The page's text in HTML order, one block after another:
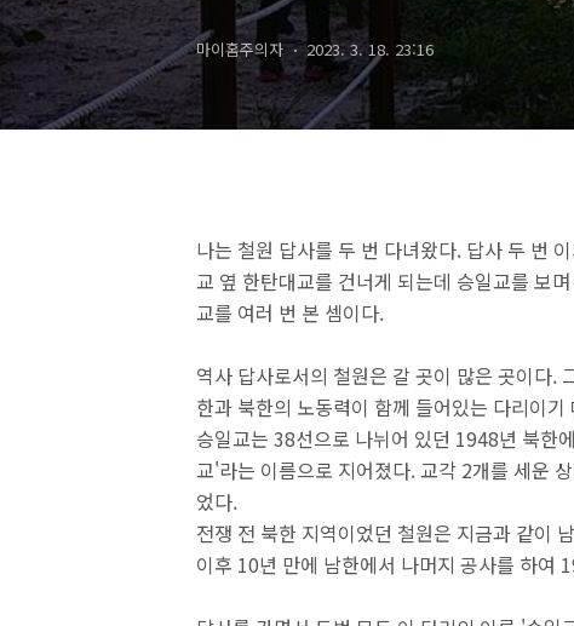
마이홈주의자 2023. 3. 18. 23:16
나는 철원 답사를 두 번 다녀왔다. 답사 두 번
교 옆 한탄대교를 건너게 되는데 승일교를 보
교를 여러 번 본 셈이다.
역사 답사로서의 철원은 갈 곳이 많은 곳이다.
한과 북한의 노동력이 함께 들어있는 다리이기
승일교는 38선으로 나뉘어 있던 1948년 북한
교'라는 이름으로 지어졌다. 교각 2개를 세운
었다.
전쟁 전 북한 지역이었던 철원은 지금과 같이
이후 10년 만에 남한에서 나머지 공사를 하여